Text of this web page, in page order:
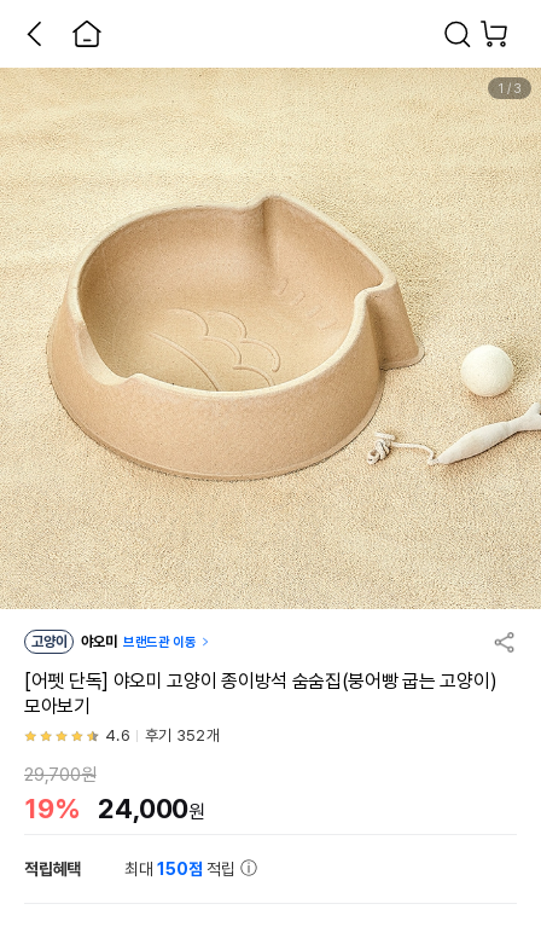
1 /3
고양이 야오미 브랜드관 이동
[어펫 단독] 야오미 고양이 종이방석 숨숨집(붕어빵 굽는 고양이)
모아보기
4.6 후기 352개
29,700원
19% 24,000원
적립혜택 최대150점 적립